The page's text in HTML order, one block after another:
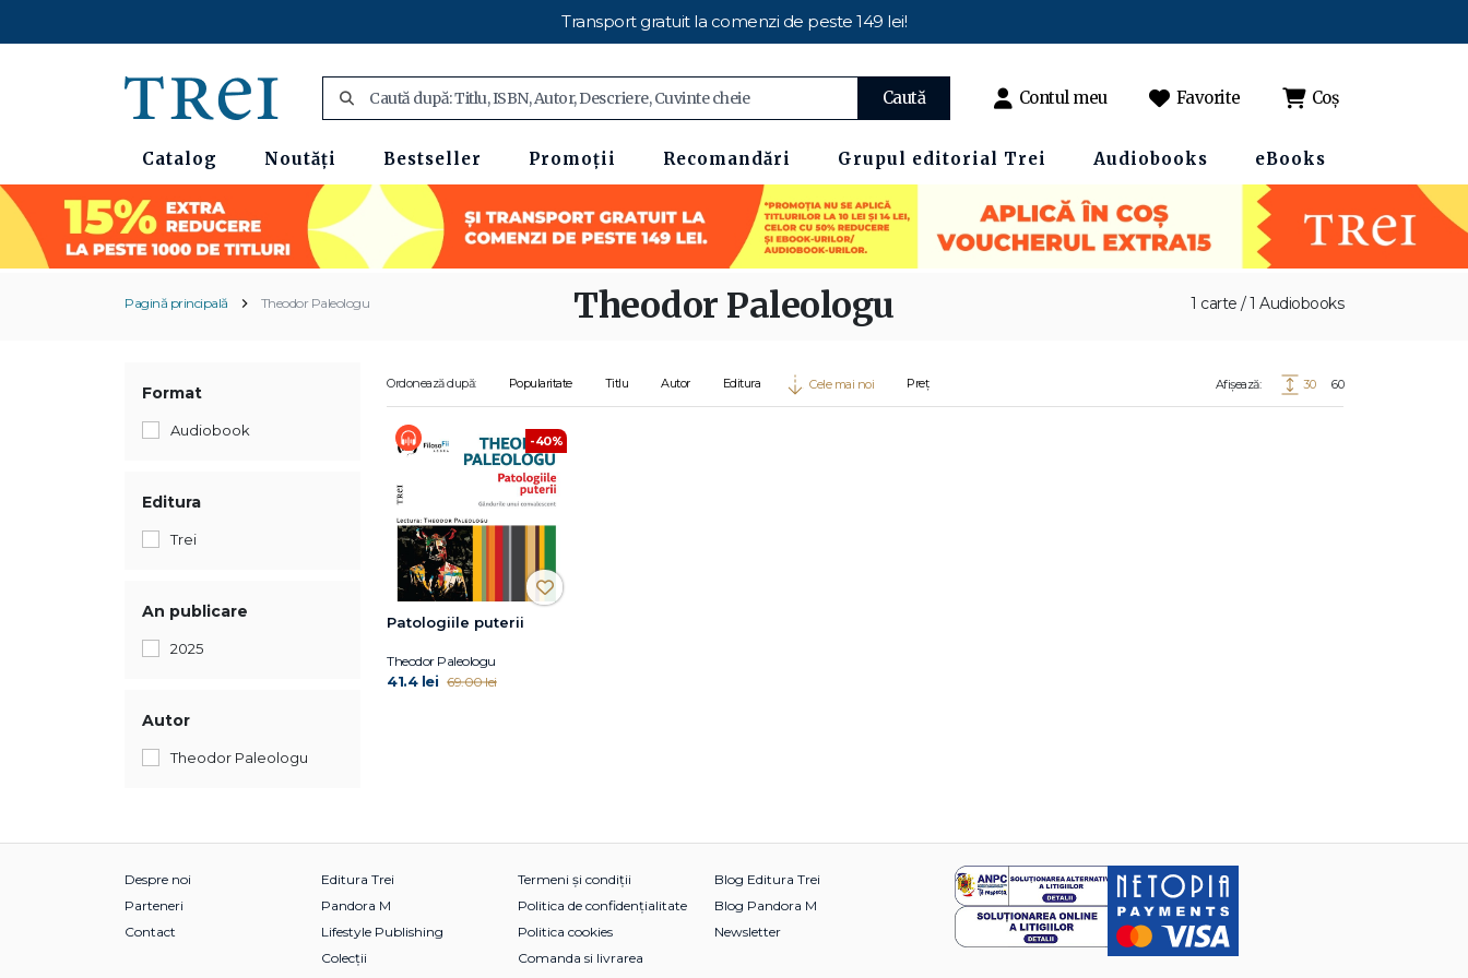
Transport gratuit la comenzi de peste 149 lei!
Caută Contul meu Favorite Coș
Catalog Noutăți Bestseller Promoții Recomandări Grupul editorial Trei Audiobooks eBooks
Pagină principală Theodor Paleologu 1 carte / 1 Audiobooks
Theodor Paleologu
Format
Audiobook
Editura
Trei
An publicare
2025
Autor
Theodor Paleologu
Ordonează după: Popularitate Titlu Autor Editura Cele mai noi Preț Afișează: 30 60
-40%
Patologiile puterii
Theodor Paleologu
41.4 lei 69.00 lei
Despre noi
Parteneri
Contact
Editura Trei
Pandora M
Lifestyle Publishing
Colecții
Termeni și condiții
Politica de confidențialitate
Politica cookies
Comanda si livrarea
Blog Editura Trei
Blog Pandora M
Newsletter